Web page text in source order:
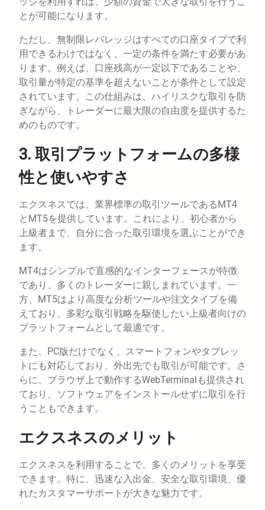
とが可能になります。
ただし、無制限レバレッジはすべての口座タイプで利
用できるわけではなく、一定の条件を満たす必要があ
ります。例えば、口座残高が一定以下であることや、
取引量が特定の基準を超えないことが条件として設定
されています。この仕組みは、ハイリスクな取引を防
ぎながら、トレーダーに最大限の自由度を提供するた
めのものです。
3. 取引プラットフォームの多様
性と使いやすさ
エクスネスでは、業界標準の取引ツールであるMT4
とMT5を提供しています。これにより、初心者から
上級者まで、自分に合った取引環境を選ぶことができ
ます。
MT4はシンプルで直感的なインターフェースが特徴
であり、多くのトレーダーに親しまれています。一
方、MT5はより高度な分析ツールや注文タイプを備
えており、多彩な取引戦略を駆使したい上級者向けの
プラットフォームとして最適です。
また、PC版だけでなく、スマートフォンやタブレッ
トにも対応しており、外出先でも取引が可能です。さ
らに、ブラウザ上で動作するWebTerminalも提供され
ており、ソフトウェアをインストールせずに取引を行
うこともできます。
エクスネスのメリット
エクスネスを利用することで、多くのメリットを享受
できます。特に、迅速な入出金、安全な取引環境、優
れたカスタマーサポートが大きな魅力です。